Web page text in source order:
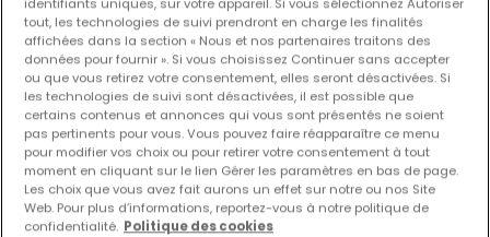
Modifiez vos critères de recherche pour plus
de résultats
Autres types de commerces à vendre à
Steinfort
identifiants uniques, sur votre appareil. Si vous sélectionnez Autoriser
tout, les technologies de suivi prendront en charge les finalités
affichées dans la section « Nous et nos partenaires traitons des
données pour fournir ». Si vous choisissez Continuer sans accepter
ou que vous retirez votre consentement, elles seront désactivées. Si
les technologies de suivi sont désactivées, il est possible que
certains contenus et annonces qui vous sont présentés ne soient
pas pertinents pour vous. Vous pouvez faire réapparaître ce menu
pour modifier vos choix ou pour retirer votre consentement à tout
moment en cliquant sur le lien Gérer les paramètres en bas de page.
Les choix que vous avez fait aurons un effet sur notre ou nos Site
Web. Pour plus d’informations, reportez-vous à notre politique de
confidentialité. Politique des cookies